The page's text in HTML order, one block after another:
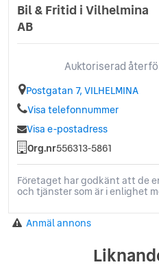
Bil & Fritid i Vilhelmina
AB
Auktoriserad
Postgatan 7, VILHELMINA
Visa telefonnummer
Visa e-postadress
Org.nr556313-5861
Företaget har godkänt att de
och tjänster som är i enlighet
Anmäl annons